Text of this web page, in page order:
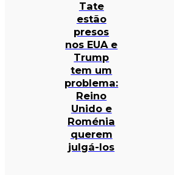
Tate
estão
presos
nos EUA e
Trump
tem um
problema:
Reino
Unido e
Roménia
querem
julgá-los